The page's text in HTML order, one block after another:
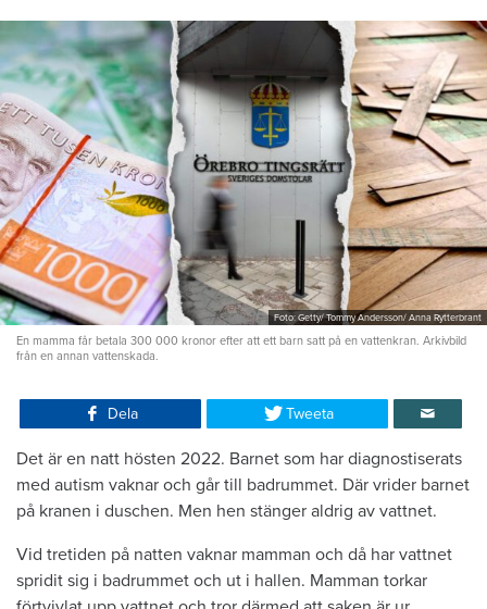
Foto: Getty/ Tommy Andersson/ Anna Rytterbrant
En mamma får betala 300 000 kronor efter att ett barn satt på en vattenkran. Arkivbild
från en annan vattenskada.
Dela Tweeta
Det är en natt hösten 2022. Barnet som har diagnostiserats
med autism vaknar och går till badrummet. Där vrider barnet
på kranen i duschen. Men hen stänger aldrig av vattnet.
Vid tretiden på natten vaknar mamman och då har vattnet
spridit sig i badrummet och ut i hallen. Mamman torkar